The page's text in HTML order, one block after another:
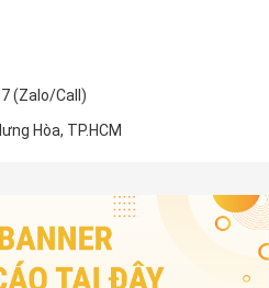
(Zalo/Call)
Hòa, TP.HCM